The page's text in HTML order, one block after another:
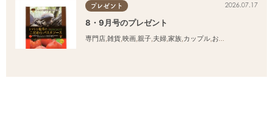
プレゼント 2026.07.17
8・9月号のプレゼント
専門店 雑貨 映画 親子 夫婦 家族 カップル おひとりさま